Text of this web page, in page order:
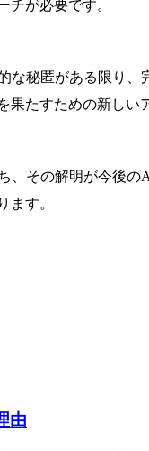
が必要です。
秘匿がある限り
たすための新しい
その解明が今後
ます。
由